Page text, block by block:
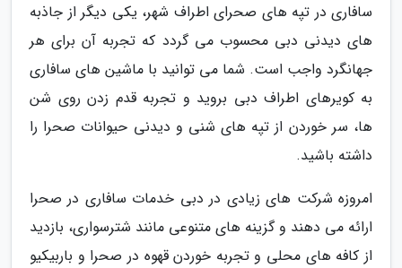
سافاری در تپه های صحرای اطراف شهر، یکی دیگر از جاذبه
های دیدنی دبی محسوب می گردد که تجربه آن برای هر
جهانگرد واجب است. شما می توانید با ماشین های سافاری
به کویرهای اطراف دبی بروید و تجربه قدم زدن روی شن
ها، سر خوردن از تپه های شنی و دیدنی حیوانات صحرا را
داشته باشید.
امروزه شرکت های زیادی در دبی خدمات سافاری در صحرا
ارائه می دهند و گزینه های متنوعی مانند شترسواری، بازدید
از کافه های محلی و تجربه خوردن قهوه در صحرا و باربیکیو